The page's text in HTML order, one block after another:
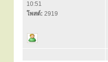
10:51
โพสต์: 2919